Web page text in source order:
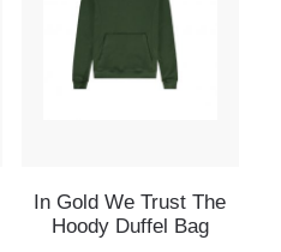
In Gold We Trust The
Hoody Duffel Bag